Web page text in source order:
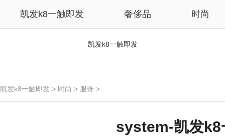
凯发k8一触即发 奢侈品 时尚
凯发k8一触即发
凯发k8一触即发 > 时尚 > 服饰 >
system-凯发k8